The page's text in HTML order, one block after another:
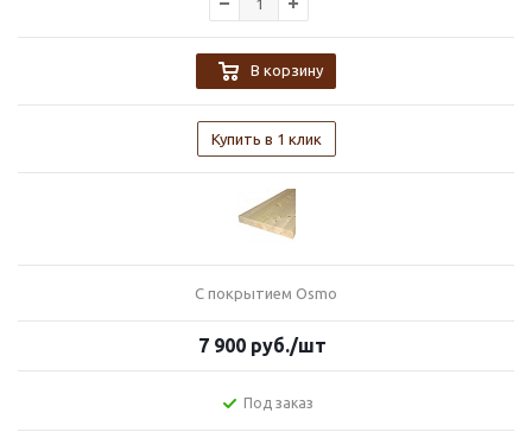
В корзину
Купить в 1 клик
С покрытием Osmo
7 900руб./шт
Под заказ